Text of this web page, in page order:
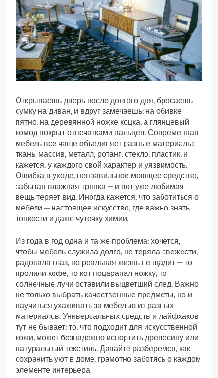
Открываешь дверь после долгого дня, бросаешь
сумку на диван, и вдруг замечаешь: на обивке
пятно, на деревянной ножке коцка, а глянцевый
комод покрыт отпечатками пальцев. Современная
мебель все чаще объединяет разные материалы:
ткань, массив, металл, ротанг, стекло, пластик, и
кажется, у каждого свой характер и уязвимость.
Ошибка в уходе, неправильное моющее средство,
забытая влажная тряпка — и вот уже любимая
вещь теряет вид. Иногда кажется, что заботиться о
мебели — настоящее искусство, где важно знать
тонкости и даже чуточку химии.
Из года в год одна и та же проблема: хочется,
чтобы мебель служила долго, не теряла свежести,
радовала глаз, но реальная жизнь не щадит — то
пролили кофе, то кот поцарапал ножку, то
солнечные лучи оставили выцветший след. Важно
не только выбрать качественные предметы, но и
научиться ухаживать за мебелью из разных
материалов. Универсальных средств и лайфхаков
тут не бывает: то, что подходит для искусственной
кожи, может безнадежно испортить древесину или
натуральный текстиль. Давайте разберемся, как
сохранить уют в доме, грамотно заботясь о каждом
элементе интерьера.